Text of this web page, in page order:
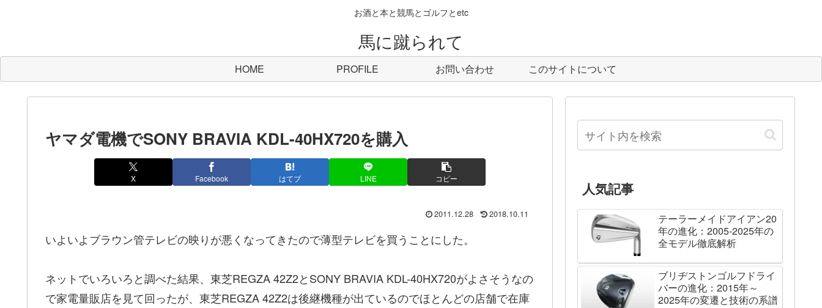
お酒と本と競馬とゴルフとetc
馬に蹴られて
HOME PROFILE お問い合わせ このサイトについて
ヤマダ電機でSONY BRAVIA KDL-40HX720を購入
X Facebook はてブ LINE コピー
2011.12.28 2018.10.11
いよいよブラウン管テレビの映りが悪くなってきたので薄型テレビを買うことにした。
ネットでいろいろと調べた結果、東芝REGZA 42Z2とSONY BRAVIA KDL-40HX720がよさそうなの
で家電量販店を見て回ったが、東芝REGZA 42Z2は後継機種が出ているのでほとんどの店舗で在庫
人気記事
テーラーメイドアイアン20
年の進化：2005-2025年の
全モデル徹底解析
ブリヂストンゴルフドライ
バーの進化：2015年～
2025年の変遷と技術の系譜